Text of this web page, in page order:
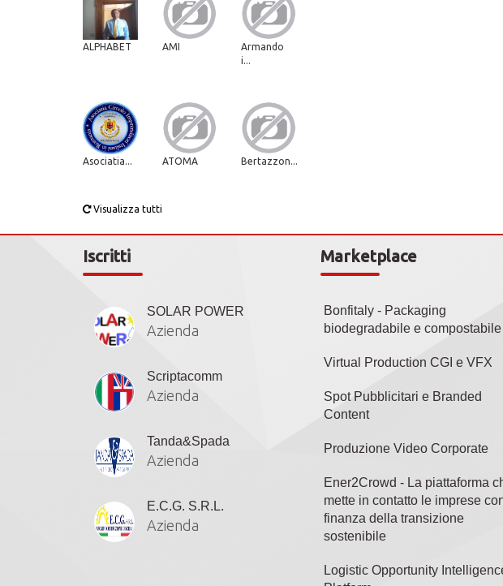
ALPHABET AMI
Armando
i...
Asociatia... ATOMA Bertazzon...
Visualizza tutti
Iscritti
SOLAR POWER
Azienda
Scriptacomm
Azienda
Tanda&Spada
Azienda
E.C.G. S.R.L.
Azienda
Marketplace
Bonfitaly - Packaging
biodegradabile e compostabile
Virtual Production CGI e VFX
Spot Pubblicitari e Branded
Content
Produzione Video Corporate
Ener2Crowd - La piattaforma
mette in contatto le imprese
finanza della transizione
sostenibile
Logistic Opportunity